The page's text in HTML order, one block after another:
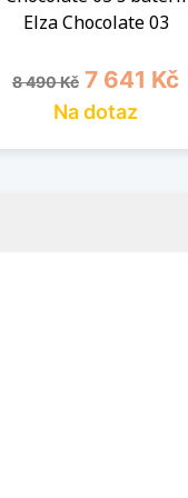
Elza Chocolate 03
Běžná cena
8 490 Kč Cena
7 641 Kč
Na dotaz